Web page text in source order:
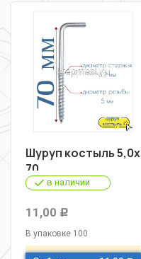
Шуруп костыль 5,0х
70
в наличии
11,00 Р
В упаковке 100